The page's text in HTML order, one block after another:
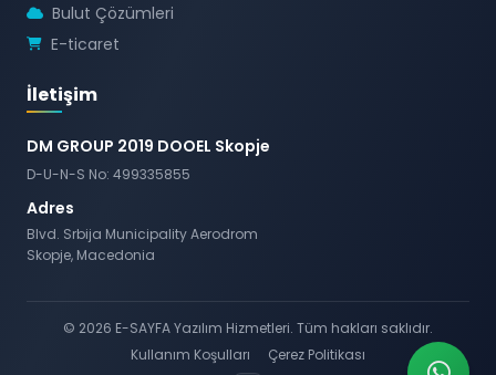
Bulut Çözümleri
E-ticaret
İletişim
DM GROUP 2019 DOOEL Skopje
D-U-N-S No: 499335855
Adres
Blvd. Srbija Municipality Aerodrom
Skopje, Macedonia
© 2026 E-SAYFA Yazılım Hizmetleri. Tüm hakları saklıdır.
Kullanım Koşulları
Çerez Politikası